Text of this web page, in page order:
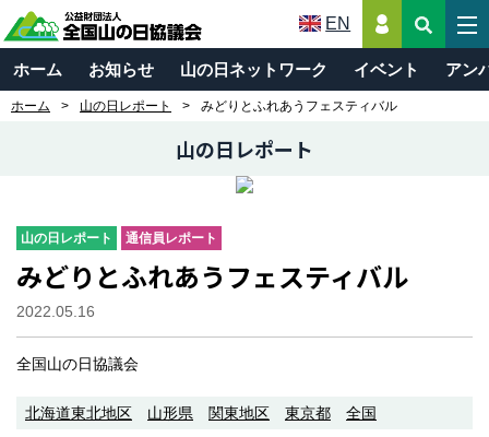
EN
ホーム お知らせ 山の日ネットワーク イベント アン
ホーム 山の日レポート みどりとふれあうフェスティバル
山の日レポート
山の日レポート 通信員レポート
みどりとふれあうフェスティバル
2022.05.16
全国山の日協議会
北海道東北地区 山形県 関東地区 東京都 全国